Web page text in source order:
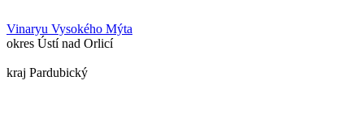
Vinaryu Vysokého Mýta
okres Ústí nad Orlicí
kraj Pardubický